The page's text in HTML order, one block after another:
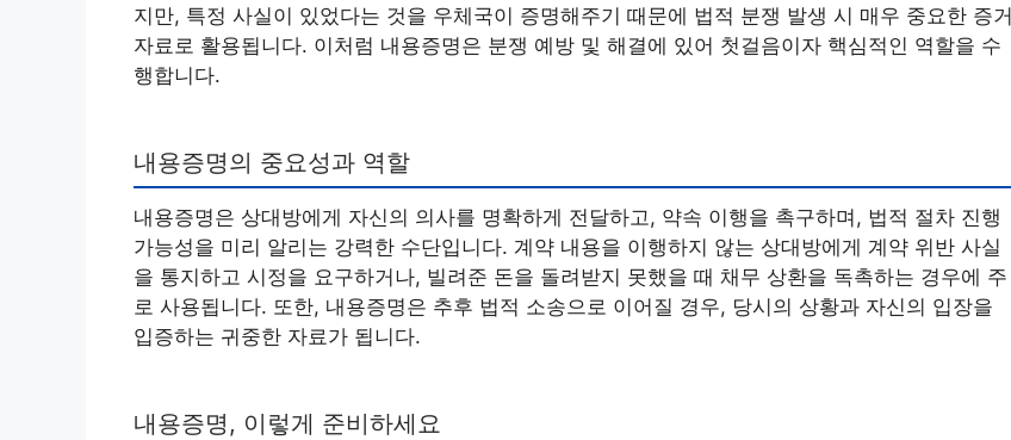
지만, 특정 사실이 있었다는 것을 우체국이 증명해주기 때문에 법적 분쟁 발생 시 매우 중요한 증거
자료로 활용됩니다. 이처럼 내용증명은 분쟁 예방 및 해결에 있어 첫걸음이자 핵심적인 역할을 수
행합니다.
내용증명의 중요성과 역할
내용증명은 상대방에게 자신의 의사를 명확하게 전달하고, 약속 이행을 촉구하며, 법적 절차 진행
가능성을 미리 알리는 강력한 수단입니다. 계약 내용을 이행하지 않는 상대방에게 계약 위반 사실
을 통지하고 시정을 요구하거나, 빌려준 돈을 돌려받지 못했을 때 채무 상환을 독촉하는 경우에 주
로 사용됩니다. 또한, 내용증명은 추후 법적 소송으로 이어질 경우, 당시의 상황과 자신의 입장을
입증하는 귀중한 자료가 됩니다.
내용증명, 이렇게 준비하세요